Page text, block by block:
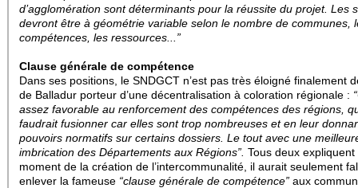
d’agglomération sont déterminants pour la réussite du projet. Les
devront être à géométrie variable selon le nombre de communes,
compétences, les ressources...”
Clause générale de compétence
Dans ses positions, le SNDGCT n’est pas très éloigné finalement
de Balladur porteur d’une décentralisation à coloration régionale :
assez favorable au renforcement des compétences des régions,
faudrait fusionner car elles sont trop nombreuses et en leur
pouvoirs normatifs sur certains dossiers. Le tout avec une
imbrication des Départements aux Régions”. Tous deux expliquent
moment de la création de l’intercommunalité, il aurait seulement
enlever la fameuse “clause générale de compétence” aux